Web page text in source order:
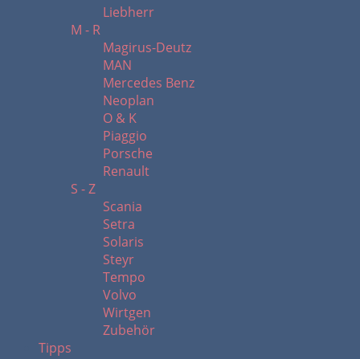
Liebherr
M - R
Magirus-Deutz
MAN
Mercedes Benz
Neoplan
O & K
Piaggio
Porsche
Renault
S - Z
Scania
Setra
Solaris
Steyr
Tempo
Volvo
Wirtgen
Zubehör
Tipps